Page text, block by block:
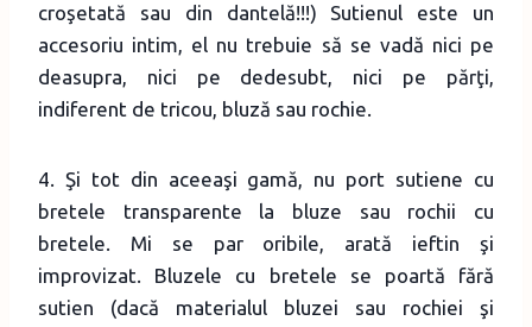
croşetată sau din dantelă!!!) Sutienul este un
accesoriu intim, el nu trebuie să se vadă nici pe
deasupra, nici pe dedesubt, nici pe părţi,
indiferent de tricou, bluză sau rochie.
4. Şi tot din aceeaşi gamă, nu port sutiene cu
bretele transparente la bluze sau rochii cu
bretele. Mi se par oribile, arată ieftin şi
improvizat. Bluzele cu bretele se poartă fără
sutien (dacă materialul bluzei sau rochiei şi